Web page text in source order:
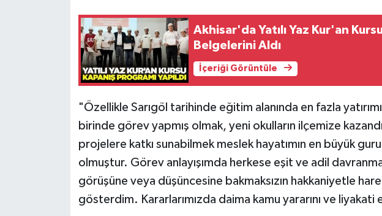
Akhisar'da Yatılı Yaz Kur'an
Belgelerini Aldı
İçeriği Görüntüle
"Özellikle Sarıgöl tarihinde eğitim alanında en fazla
birinde görev yapmış olmak, yeni okulların ilçemize
projelere katkı sunabilmek meslek hayatımın en büyük
olmuştur. Görev anlayışımda herkese eşit ve adil
görüşüne veya düşüncesine bakmaksızın hakkaniyetle
gösterdim. Kararlarımızda daima kamu yararını ve liyakati